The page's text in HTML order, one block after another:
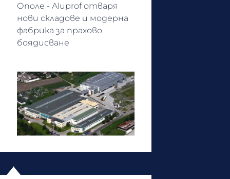
Ополе - Aluprof отваря
нови складове и модерна
фабрика за прахово
боядисване